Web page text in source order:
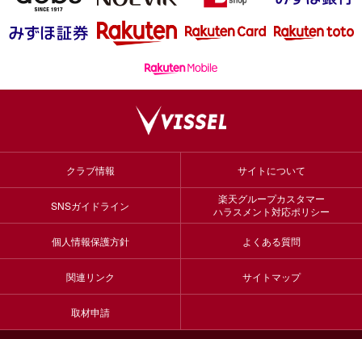
クラブ情報 サイトについて
SNSガイドライン
楽天グループカスタマー
ハラスメント対応ポリシー
個人情報保護方針 よくある質問
関連リンク サイトマップ
取材申請